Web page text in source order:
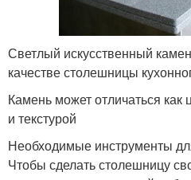
Светлый искусственный
качестве столешницы
Камень может отличаться как
и текстурой
Необходимые инструменты
Чтобы сделать столешницу